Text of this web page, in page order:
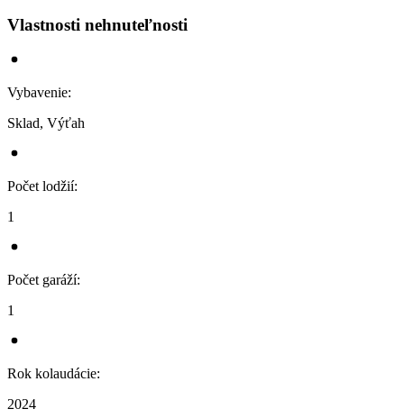
Vlastnosti nehnuteľnosti
Vybavenie:
Sklad, Výťah
Počet lodžií:
1
Počet garáží:
1
Rok kolaudácie:
2024